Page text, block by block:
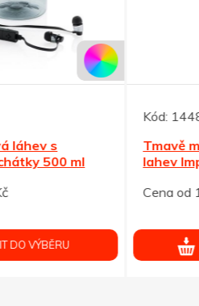
Tmavě modrá
lahev Impact 600ml
Cena od 196,00 Kč
VLOŽIT DO